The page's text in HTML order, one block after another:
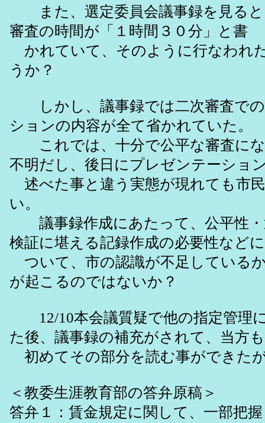
また、選定委員会議事録を見ると
審査の時間が「１時間３０分」と書
かれていて、そのように行なわれ
うか？
しかし、議事録では二次審査での
ションの内容が全て省かれていた。
これでは、十分で公平な審査に
不明だし、後日にプレゼンテーショ
述べた事と違う実態が現れても市
い。
議事録作成にあたって、公平性・
検証に堪える記録作成の必要性などに
ついて、市の認識が不足している
が起こるのではないか？
12/10本会議質疑で他の指定管理
た後、議事録の補充がされて、当方も
初めてその部分を読む事ができた
＜教委生涯教育部の答弁原稿＞
答弁１：賃金規定に関して、一部把